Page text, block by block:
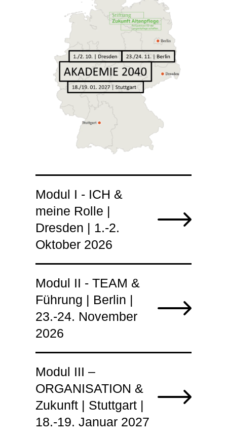
Modul I - ICH &
meine Rolle |
Dresden | 1.-2.
Oktober 2026
Modul II - TEAM &
Führung | Berlin |
23.-24. November
2026
Modul III –
ORGANISATION &
Zukunft | Stuttgart |
18.-19. Januar 2027